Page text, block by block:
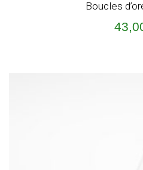
Boucles